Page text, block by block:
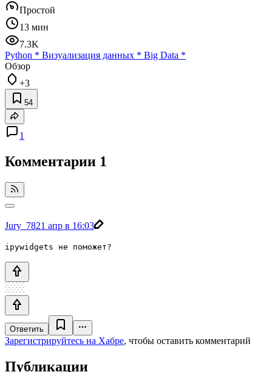
Простой
13 мин
7.3K
Python * Визуализация данных * Big Data *
Обзор
+3
54
1
Комментарии 1
Jury_7821 апр в 16:03
ipywidgets не поможет?
Ответить
Зарегистрируйтесь на Хабре, чтобы оставить комментарий
Публикации